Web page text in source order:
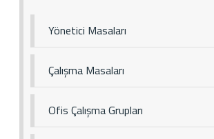
Yönetici Masaları
Çalışma Masaları
Ofis Çalışma Grupları